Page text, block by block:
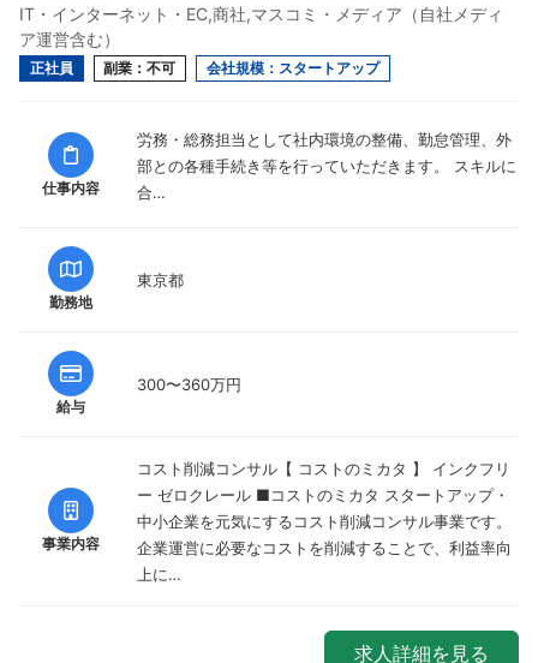
IT・インターネット・EC,商社,マスコミ・メディア（自社メディ
ア運営含む）
正社員 副業：不可 会社規模：スタートアップ
仕事内容
労務・総務担当として社内環境の整備、勤怠管理、外
部との各種手続き等を行っていただきます。 スキルに
合…
勤務地
東京都
給与
300〜360万円
事業内容
コスト削減コンサル【 コストのミカタ 】 インクフリ
ー ゼロクレール ■コストのミカタ スタートアップ・
中小企業を元気にするコスト削減コンサル事業です。
企業運営に必要なコストを削減することで、利益率向
上に…
求人詳細を見る